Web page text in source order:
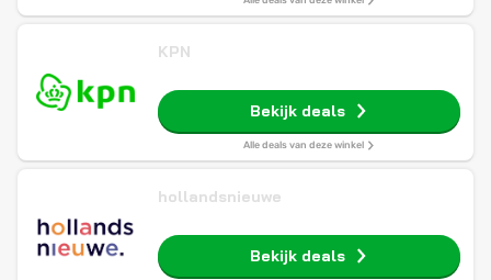
KPN
Bekijk deals
Alle deals van deze winkel
hollandsnieuwe
Bekijk deals